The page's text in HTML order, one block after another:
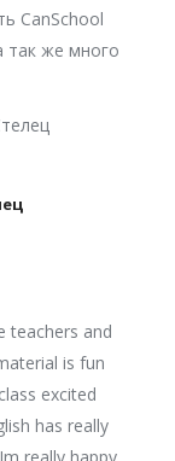
CanSchool
так же много
teachers and
is fun
excited
has really